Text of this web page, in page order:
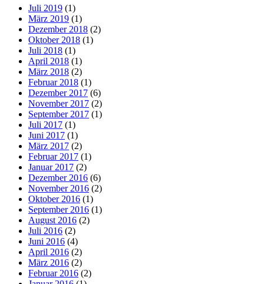
Juli 2019 (1)
März 2019 (1)
Dezember 2018 (2)
Oktober 2018 (1)
Juli 2018 (1)
April 2018 (1)
März 2018 (2)
Februar 2018 (1)
Dezember 2017 (6)
November 2017 (2)
September 2017 (1)
Juli 2017 (1)
Juni 2017 (1)
März 2017 (2)
Februar 2017 (1)
Januar 2017 (2)
Dezember 2016 (6)
November 2016 (2)
Oktober 2016 (1)
September 2016 (1)
August 2016 (2)
Juli 2016 (2)
Juni 2016 (4)
April 2016 (2)
März 2016 (2)
Februar 2016 (2)